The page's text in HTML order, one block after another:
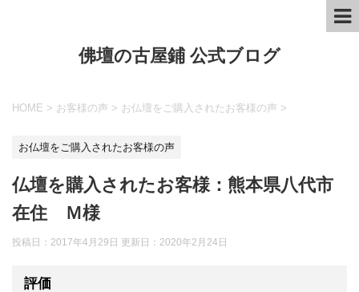
佛壇の古屋鋪 公式ブログ
HOME > お客様の声 > お仏壇をご購入されたお客様の声 >
お仏壇をご購入されたお客様の声
仏壇を購入されたお客様：熊本県八代市
在住 Ｍ様
投稿日：2017年4月29日 更新日： 2020年2月24日
評価